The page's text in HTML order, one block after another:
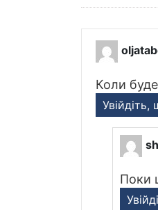
Коли
Увійдіть,
Поки